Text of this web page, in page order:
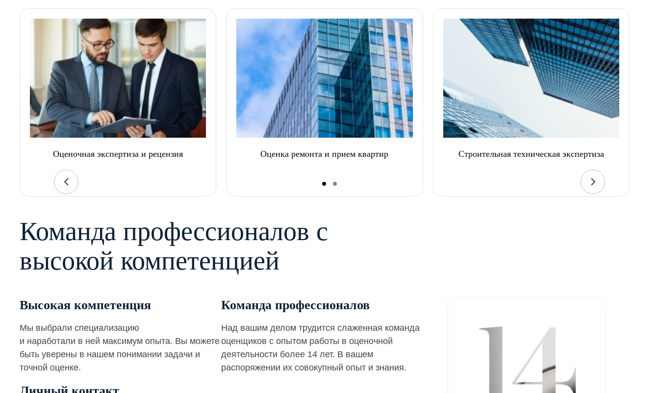
Оценочная экспертиза и рецензия Оценка ремонта и прием квартир Строительная техническая экспертиза
Команда профессионалов с
высокой компетенцией
Высокая компетенция
Мы выбрали специализацию
и наработали в ней максимум опыта. Вы можете
быть уверены в нашем понимании задачи и
точной оценке.
Команда профессионалов
Над вашим делом трудится слаженная команда
оценщиков с опытом работы в оценочной
деятельности более 14 лет. В вашем
распоряжении их совокупный опыт и знания.